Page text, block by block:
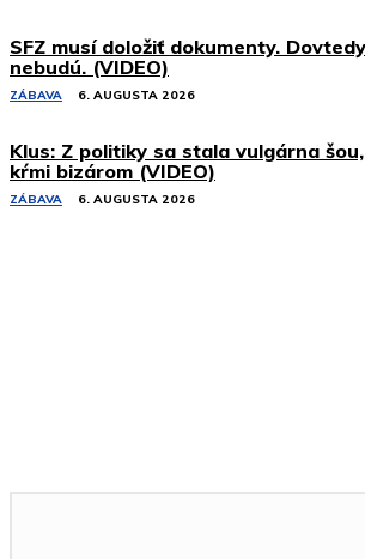
SFZ musí doložiť dokumenty.
nebudú. (VIDEO)
ZÁBAVA 6. AUGUSTA 2026
Klus: Z politiky sa stala vulgárna
kŕmi bizárom (VIDEO)
ZÁBAVA 6. AUGUSTA 2026